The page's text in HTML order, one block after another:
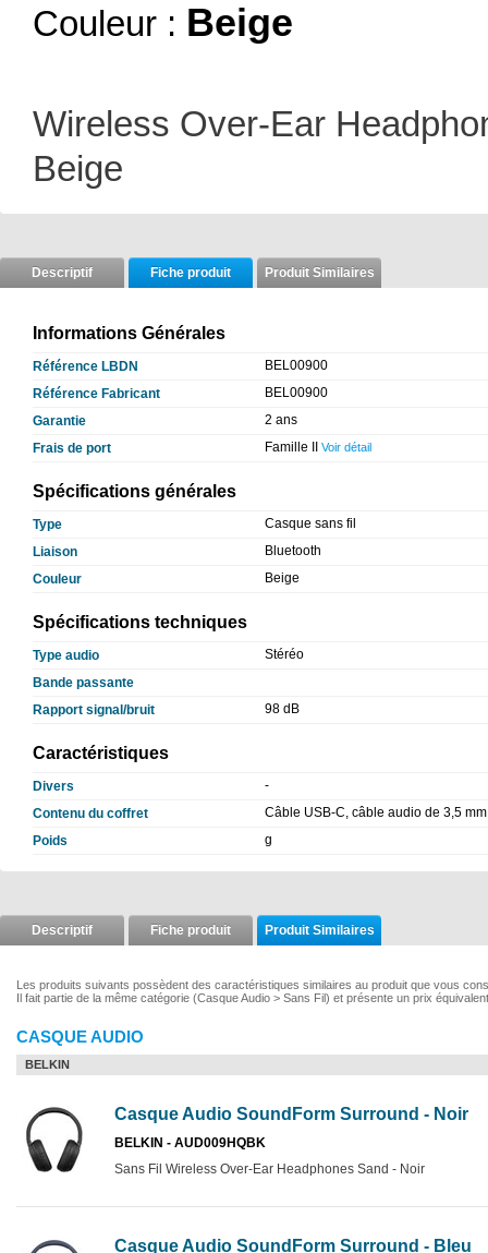
Couleur : Beige
Wireless Over-Ear
Beige
Descriptif Fiche produit Produit Similaires
Informations Générales
Référence LBDN
BEL00900
Référence Fabricant
BEL00900
Garantie
2 ans
Frais de port
Famille II Voir détail
Spécifications générales
Type
Casque sans fil
Liaison
Bluetooth
Couleur
Beige
Spécifications techniques
Type audio
Stéréo
Bande passante
Rapport signal/bruit
98 dB
Caractéristiques
Divers
-
Contenu du coffret
Câble USB-C, câble audio de 3,5 mm
Poids
g
Descriptif Fiche produit Produit Similaires
Les produits suivants possèdent des caractéristiques similaires au produit que vous
Il fait partie de la même catégorie (Casque Audio > Sans Fil) et présente un prix
CASQUE AUDIO
BELKIN
Casque Audio SoundForm Surround - Noir
BELKIN - AUD009HQBK
Sans Fil Wireless Over-Ear Headphones Sand - Noir
Casque Audio SoundForm Surround - Bleu